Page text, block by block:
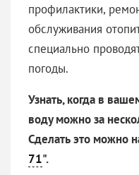
профилактики,
обслуживания
специально
погоды.
Узнать, когда в
воду можно за
Сделать это можно
71".